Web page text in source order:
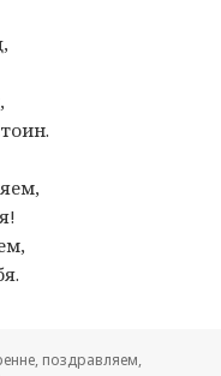
, поздравляем,